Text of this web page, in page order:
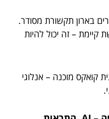
בארון תקשורת מסודר.
– זה יכול להיות
קואקס מוכנה – אנלוגי